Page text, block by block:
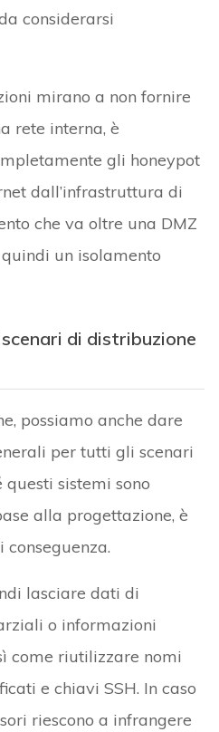
considerarsi
mirano a non fornire
rete interna, è
gli honeypot
dall’infrastruttura di
che va oltre una DMZ
un isolamento
di distribuzione
possiamo anche dare
per tutti gli scenari
sistemi sono
alla progettazione, è
lasciare dati di
o informazioni
come riutilizzare nomi
e chiavi SSH. In caso
riescono a infrangere